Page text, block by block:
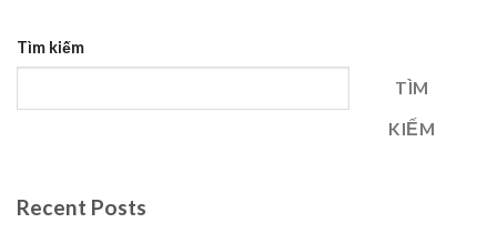
Tìm kiếm
TÌM
KIẾM
Recent Posts